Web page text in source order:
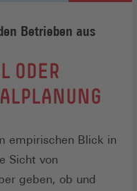
Betrieben aus
ODER
empirischen Blick in
Sicht von
geben, ob und